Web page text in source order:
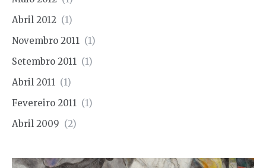
Abril 2012 (1)
Novembro 2011 (1)
Setembro 2011 (1)
Abril 2011 (1)
Fevereiro 2011 (1)
Abril 2009 (2)